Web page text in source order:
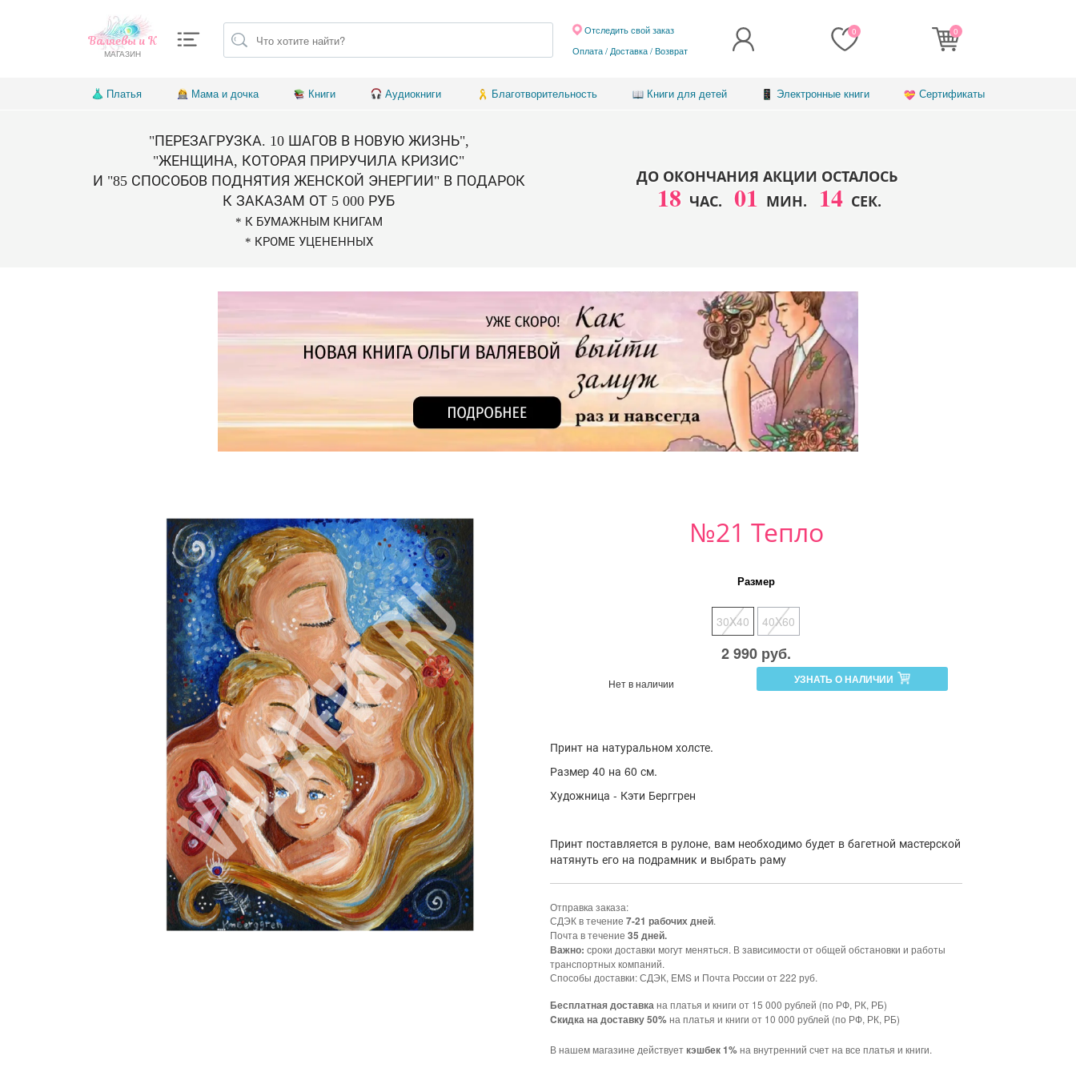
Валяевы и К
МАГАЗИН Оплата / Доставка/Возврат
Отследить свой заказ 0 0
Платья Мама и дочка Книги Аудиокниги Благотворительность Книги для детей Электронные книги Сертификаты
"ПЕРЕЗАГРУЗКА. 10 ШАГОВ В НОВУЮ ЖИЗНЬ",
"ЖЕНЩИНА, КОТОРАЯ ПРИРУЧИЛА КРИЗИС"
И "85 СПОСОБОВ ПОДНЯТИЯ ЖЕНСКОЙ ЭНЕРГИИ" В ПОДАРОК
К ЗАКАЗАМ ОТ 5 000 РУБ
* К БУМАЖНЫМ КНИГАМ
* КРОМЕ УЦЕНЕННЫХ
ДО ОКОНЧАНИЯ АКЦИИ ОСТАЛОСЬ
18 ЧАС. 01 МИН. 12 СЕК.
№21 Тепло
Размер
30X40 40X60
2 990 руб.
Нет в наличии УЗНАТЬ О НАЛИЧИИ
Принт на натуральном холсте.
Размер 40 на 60 см.
Художница - Кэти Берггрен
Принт поставляется в рулоне, вам необходимо будет в багетной мастерской
натянуть его на подрамник и выбрать раму
Отправка заказа:
СДЭК в течение 7-21 рабочих дней.
Почта в течение 35 дней.
Важно: сроки доставки могут меняться. В зависимости от общей обстановки и работы
транспортных компаний.
Способы доставки: СДЭК, EMS и Почта России от 222 руб.
Бесплатная доставкана платья и книги от 15 000 рублей (по РФ, РК, РБ)
Cкидка на доставку 50% на платья и книги от 10 000 рублей (по РФ, РК, РБ)
В нашем магазине действуеткэшбек 1% на внутренний счет на все платья и книги.